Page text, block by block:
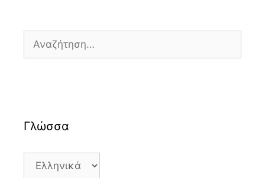
Αναζήτηση
Γλώσσα
Γλώσσα